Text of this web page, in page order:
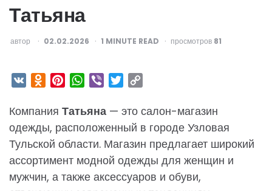
Татьяна
ОПУБЛИКОВАНО
автор 02.02.2026 1 MINUTE READ просмотров 81
VK Odnoklassniki
PinterestWhatsApp
Viber Twitter
Компания Татьяна — это салон-магазин
одежды, расположенный в городе Узловая
Тульской области. Магазин предлагает широкий
ассортимент модной одежды для женщин и
мужчин, а также аксессуаров и обуви,